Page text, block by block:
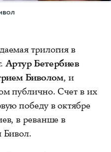
трилогия в
Артур Бетербиев
Биволом, и
публично. Счет в их
победу в октябре
в реванше в
Бивол.